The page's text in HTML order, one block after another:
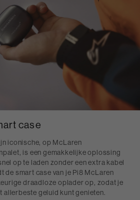
case
iconische, op McLaren
is een gemakkelijke oplossing
op te laden zonder een extra kabel
de smart case van je Pi8 McLaren
draadloze oplader op, zodat je
allerbeste geluid kunt genieten.